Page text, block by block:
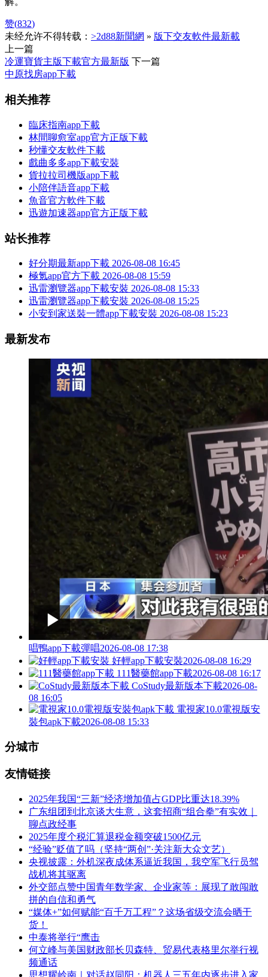
赞(832)
未经允许不得转载： >2d88新聞網 » 版下交友軟件最新載
上一篇
冷運寶貨主版下載官方最新版 下一篇
中原找房app下載
相关推荐
臨床指南app下載
林間聊愈室app官方正版下載
秒懂交友軟件下載
戲曲多多app下載安裝
貨拉拉司機版app下載
小陪伴語音app下載
魚音官方軟件下載
迅遊加速器app官方正版下載
站长推荐
好分期最新app下載 2026-08-08 16:45
極氪app官方下載 2026-08-08 15:59
迅雷瀏覽器app下載安裝 2026-08-08 15:33
迅雷瀏覽器app下載安裝 2026-08-08 15:25
小安到家送裝一體app下載安裝 2026-08-08 15:23
最新发布
唱鴨app下載彈唱2026-08-08 17:38
好輕app下載安裝2026-08-08 16:29
111醫藥館app下載2026-08-08 16:17
CoStudy最新版本下載2026-08-
08 16:05
電視家10.0電視版安
裝包apk下載2026-08-08 15:33
分城市
友情链接
2025年我国“三新”经济增加值占GDP比重达18.39%
广东组团到北京谈大生意，这套招商“组合拳”有实效｜
聊点政经事
2025年度个税汇算退税金额突破1500亿元
“经验”贬值了吗（坚持“两创”·关注新大众文艺）
央视披露：外机深夜成体系逼近我国，我空军飞行员驾
战机将其驱离
外交部点赞中国青年数学家、企业家等：展现了敢闯敢
拼的自信和勇气
“媒体+”如何赋能“百千万工程”？这场省级交流会晒干
货！
中泰将举行“鹰击
何立峰与美国财政部长贝森特、贸易代表格里尔举行视
频通话
思想耀岭南｜对话赵同阳：机器人三五年内逐步进入家